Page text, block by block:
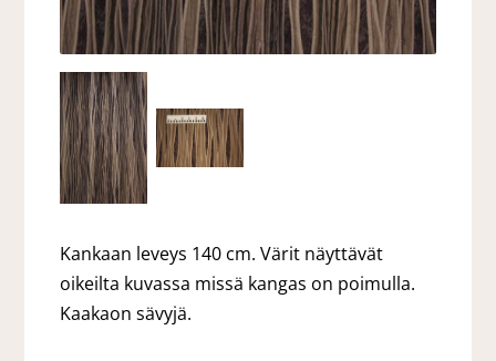
Kankaan leveys 140 cm. Värit näyttävät
oikeilta kuvassa missä kangas on poimulla.
Kaakaon sävyjä.